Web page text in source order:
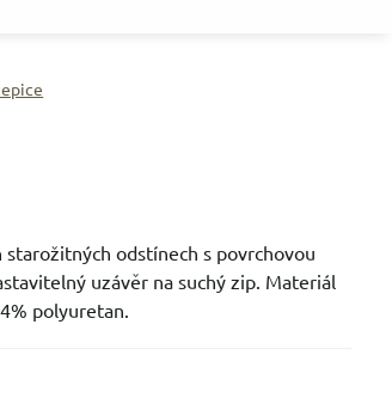
odstínech s povrchovou
uzávěr na suchý zip. Materiál
polyuretan.